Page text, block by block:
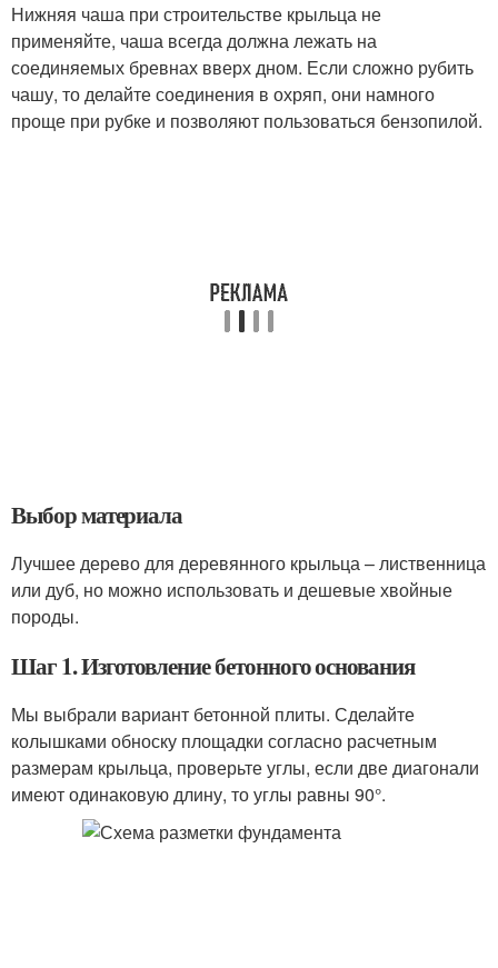
Нижняя чаша при строительстве крыльца не
применяйте, чаша всегда должна лежать на
соединяемых бревнах вверх дном. Если сложно рубить
чашу, то делайте соединения в охряп, они намного
проще при рубке и позволяют пользоваться бензопилой.
Выбор материала
Лучшее дерево для деревянного крыльца – лиственница
или дуб, но можно использовать и дешевые хвойные
породы.
Шаг 1. Изготовление бетонного основания
Мы выбрали вариант бетонной плиты. Сделайте
колышками обноску площадки согласно расчетным
размерам крыльца, проверьте углы, если две диагонали
имеют одинаковую длину, то углы равны 90°.